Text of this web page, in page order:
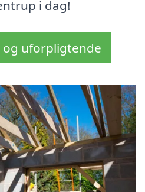
i dag!
og uforpligtende